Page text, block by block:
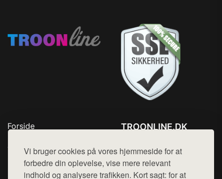
Vi bruger cookies på vores hjemmeside for at
forbedre din oplevelse, vise mere relevant
indhold og analysere trafikken. Kort sagt: for at
Forside
Top Rabatter
Blog
Kontakt
TROONLINE.DK
Mail: hej@want.dk